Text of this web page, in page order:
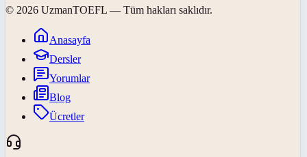
© 2026 UzmanTOEFL — Tüm hakları saklıdır.
Anasayfa
Dersler
Yorumlar
Blog
Ücretler